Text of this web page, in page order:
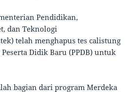
Pendidikan,
dan Teknologi
telah menghapus tes calistung
Didik Baru (PPDB) untuk
bagian dari program Merdeka